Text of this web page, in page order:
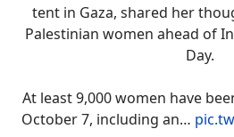
tent in Gaza, shared her
Palestinian women ahead of
Day.
At least 9,000 women have
October 7, including an…